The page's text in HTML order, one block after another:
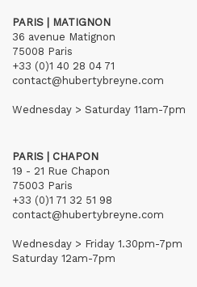
PARIS | MATIGNON
36 avenue Matignon
75008 Paris
+33 (0)1 40 28 04 71
contact@hubertybreyne.com
Wednesday > Saturday 11am-7pm
PARIS | CHAPON
19 - 21 Rue Chapon
75003 Paris
+33 (0)1 71 32 51 98
contact@hubertybreyne.com
Wednesday > Friday 1.30pm-7pm
Saturday 12am-7pm